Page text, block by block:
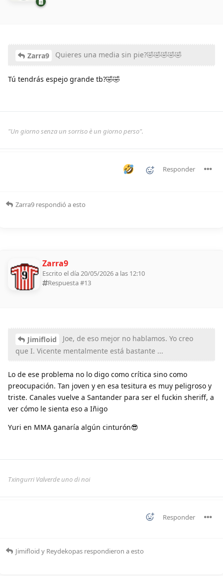
Zarra9 Quieres una media sin pie?🤣🤣🤣🤣🤣
Tú tendrás espejo grande tb?🤣🤣
"Un giorno senza un sorriso è un giorno perso".
Responder
Zarra9 respondió a esto
Zarra9
Escrito el día 20/05/2026 a las 12:10
Respuesta #13
Jimifloid
Joe, de eso mejor no hablamos. Yo creo
que I. Vicente mentalmente está bastante ...
Lo de ese problema no lo digo como crítica sino como
preocupación. Tan joven y en esa tesitura es muy peligroso y
triste. Canales vuelve a Santander para ser el fuckin sheriff, a
ver cómo le sienta eso a Iñigo
Yuri en MMA ganaría algún cinturón😎
Txingurri Valverde uno di noi
Responder
Jimifloid y Reydekopas respondieron a esto